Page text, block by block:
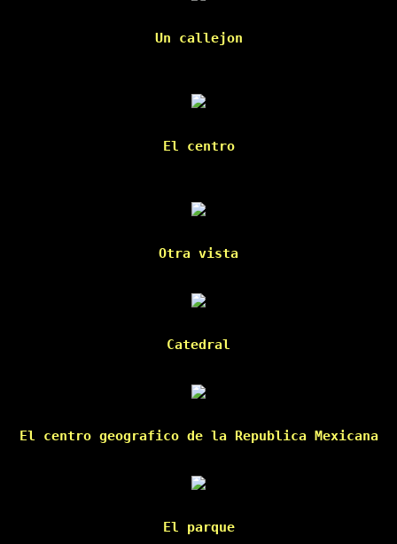
Un callejon
El centro
Otra vista
Catedral
El centro geografico de la Republica Mexicana
El parque